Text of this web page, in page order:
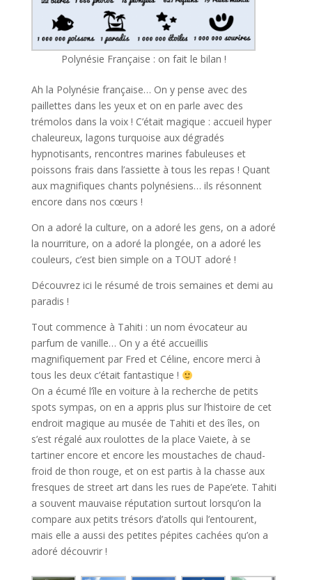
Polynésie Française : on fait le bilan !
Ah la Polynésie française… On y pense avec des
paillettes dans les yeux et on en parle avec des
trémolos dans la voix ! C’était magique : accueil hyper
chaleureux, lagons turquoise aux dégradés
hypnotisants, rencontres marines fabuleuses et
poissons frais dans l’assiette à tous les repas ! Quant
aux magnifiques chants polynésiens… ils résonnent
encore dans nos cœurs !
On a adoré la culture, on a adoré les gens, on a adoré
la nourriture, on a adoré la plongée, on a adoré les
couleurs, c’est bien simple on a TOUT adoré !
Découvrez ici le résumé de trois semaines et demi au
paradis !
Tout commence à Tahiti : un nom évocateur au
parfum de vanille… On y a été accueillis
magnifiquement par Fred et Céline, encore merci à
tous les deux c’était fantastique !
On a écumé l’île en voiture à la recherche de petits
spots sympas, on en a appris plus sur l’histoire de cet
endroit magique au musée de Tahiti et des îles, on
s’est régalé aux roulottes de la place Vaiete, à se
tartiner encore et encore les moustaches de chaud-
froid de thon rouge, et on est partis à la chasse aux
fresques de street art dans les rues de Pape’ete. Tahiti
a souvent mauvaise réputation surtout lorsqu’on la
compare aux petits trésors d’atolls qui l’entourent,
mais elle a aussi des petites pépites cachées qu’on a
adoré découvrir !